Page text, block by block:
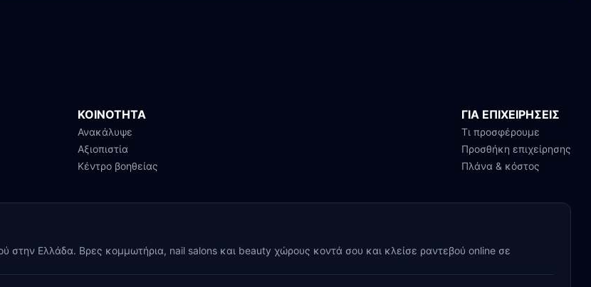
ΚΟΙΝΟΤΗΤΑ
Ανακάλυψε
Αξιοπιστία
Κέντρο βοηθείας
ΓΙΑ ΕΠΙΧΕΙΡΗΣΕΙΣ
Τι προσφέρουμε
Προσθήκη επιχείρησης
Πλάνα & κόστος
στην Ελλάδα. Βρες κομμωτήρια, nail salons και beauty χώρους κοντά σου και κλείσε ραντεβού online σε